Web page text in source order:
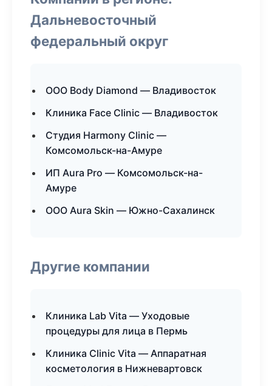
Дальневосточный
федеральный округ
ООО Body Diamond — Владивосток
Клиника Face Clinic — Владивосток
Студия Harmony Clinic —
Комсомольск-на-Амуре
ИП Aura Pro — Комсомольск-на-
Амуре
ООО Aura Skin — Южно-Сахалинск
Другие компании
Клиника Lab Vita — Уходовые
процедуры для лица в Пермь
Клиника Clinic Vita — Аппаратная
косметология в Нижневартовск